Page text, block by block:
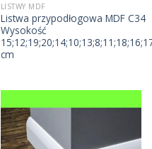
LISTWY MDF
Listwa przypodłogowa MDF C34
Wysokość
cm